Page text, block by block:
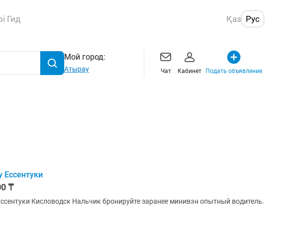
Гид Қаз Рус
Мой город:
Атырау Чат Кабинет Подать объявление
Ессентуки
₸
Кисловодск Нальчик бронируйте заранее минивэн опытный водитель.